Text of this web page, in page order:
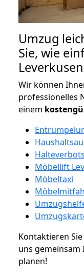
Umzug
Sie, wie
Wir können
professionelles
einem
Möbellift
Möbeltaxi
Kontaktieren
uns gemeinsam
planen!